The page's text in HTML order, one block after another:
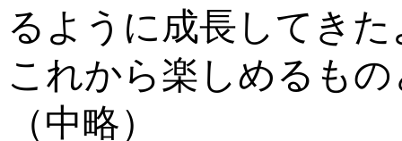
るように成長してき
これから楽しめるも
（中略）